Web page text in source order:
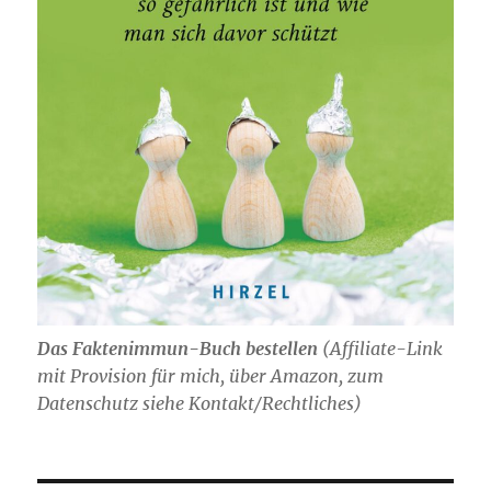
Das Faktenimmun-Buch bestellen (Affiliate-Link
mit Provision für mich, über Amazon, zum
Datenschutz siehe Kontakt/Rechtliches)